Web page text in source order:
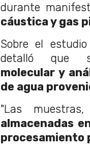
durante
cáustica y gas
Sobre el
detalló que
molecular y
de agua
"Las
almacenadas
procesamiento